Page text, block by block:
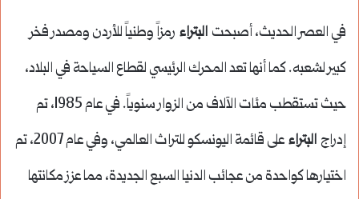
في العصر الحديث، أصبحت البتراء رمزاً وطنياً للأردن ومصدر فخر
كبير لشعبه. كما أنها تعد المحرك الرئيسي لقطاع السياحة في البلاد،
حيث تستقطب مئات الآلاف من الزوار سنوياً. في عام 1985، تم
إدراج البتراء
على قائمة اليونسكو للتراث العالمي، وفي عام 2007، تم
اختيارها كواحدة من عجائب الدنيا السبع الجديدة، مما عزز مكانتها